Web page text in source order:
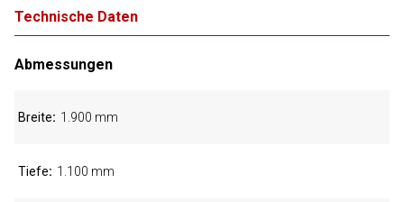
Technische Daten
Abmessungen
Breite 1.900 mm
Tiefe 1.100 mm